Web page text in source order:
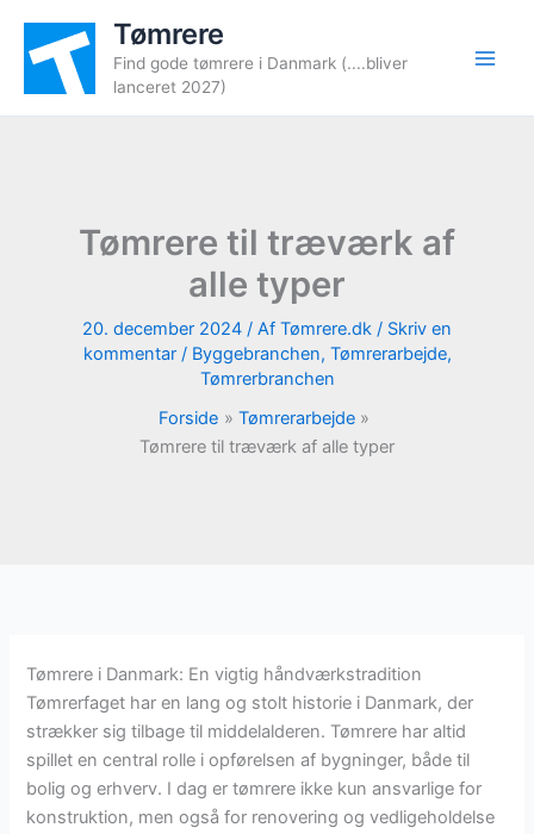
indholdet
Tømrere
Find gode tømrere i Danmark (....bliver
lanceret 2027)
Tømrere til træværk af
alle typer
20. december 2024 / Af Tømrere.dk / Skriv en
kommentar / Byggebranchen, Tømrerarbejde,
Tømrerbranchen
Forside
Tømrerarbejde
Tømrere til træværk af alle typer
Tømrere i Danmark: En vigtig håndværkstradition
Tømrerfaget har en lang og stolt historie i Danmark, der
strækker sig tilbage til middelalderen. Tømrere har altid
spillet en central rolle i opførelsen af bygninger, både til
bolig og erhverv. I dag er tømrere ikke kun ansvarlige for
konstruktion, men også for renovering og vedligeholdelse